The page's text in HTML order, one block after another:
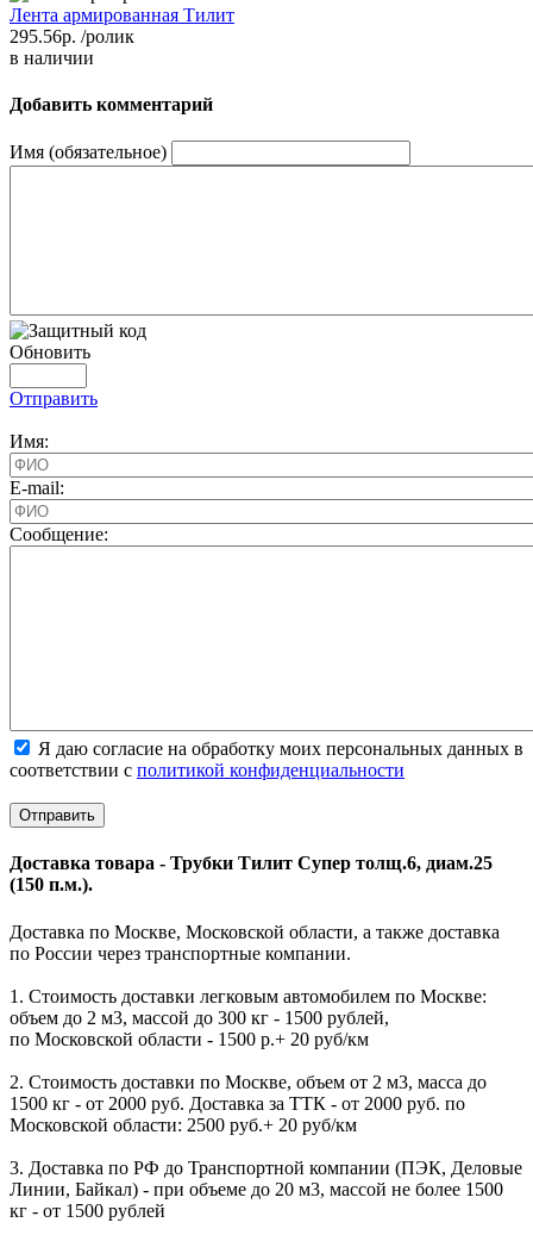
Лента армированная Тилит
295.56р. /ролик
в наличии
Добавить комментарий
Имя (обязательное)
Обновить
Отправить
Имя:
E-mail:
Cообщение:
Я даю согласие на обработку моих персональных данных в
соответствии с политикой конфиденциальности
Доставка товара - Трубки Тилит Супер толщ.6, диам.25
(150 п.м.).
Доставка по Москве, Московской области, а также доставка
по России через транспортные компании.
1. Стоимость доставки легковым автомобилем по Москве:
объем до 2 м3, массой до 300 кг - 1500 рублей,
по Московской области - 1500 р.+ 20 руб/км
2. Стоимость доставки по Москве, объем от 2 м3, масса до
1500 кг - от 2000 руб. Доставка за ТТК - от 2000 руб. по
Московской области: 2500 руб.+ 20 руб/км
3. Доставка по РФ до Транспортной компании (ПЭК, Деловые
Линии, Байкал) - при объеме до 20 м3, массой не более 1500
кг - от 1500 рублей